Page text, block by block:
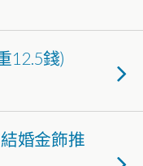
12.5錢)
婚金飾推